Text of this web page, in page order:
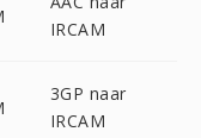
IRCAM
3GP naar
IRCAM